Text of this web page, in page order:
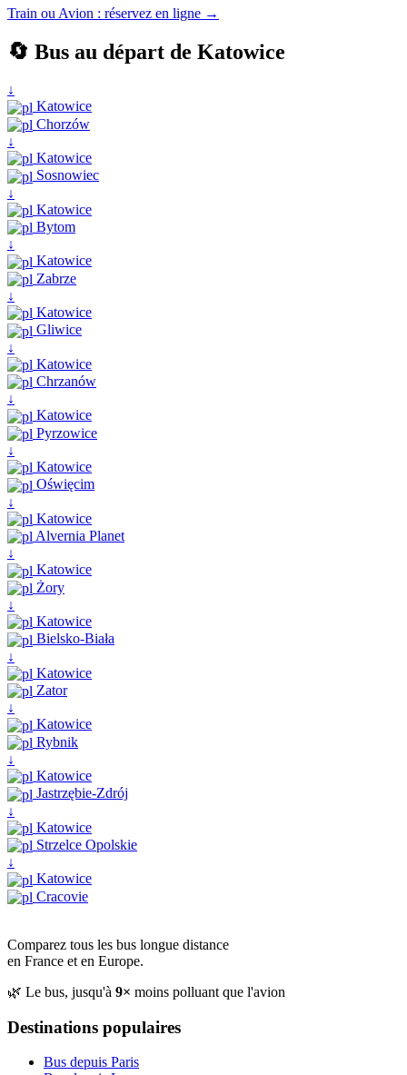
Train ou Avion : réservez en ligne →
🔄 Bus au départ de Katowice
↓
Katowice
Chorzów
↓
Katowice
Sosnowiec
↓
Katowice
Bytom
↓
Katowice
Zabrze
↓
Katowice
Gliwice
↓
Katowice
Chrzanów
↓
Katowice
Pyrzowice
↓
Katowice
Oświęcim
↓
Katowice
Alvernia Planet
↓
Katowice
Żory
↓
Katowice
Bielsko-Biała
↓
Katowice
Zator
↓
Katowice
Rybnik
↓
Katowice
Jastrzębie-Zdrój
↓
Katowice
Strzelce Opolskie
↓
Katowice
Cracovie
Comparez tous les bus longue distance
en France et en Europe.
🌿 Le bus, jusqu'à 9× moins polluant que l'avion
Destinations populaires
Bus depuis Paris